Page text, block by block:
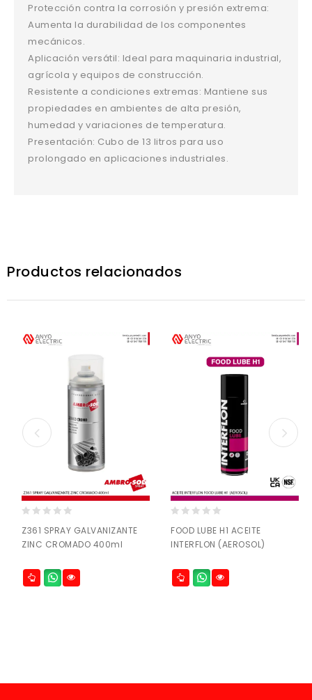
Protección contra la corrosión y presión extrema:
Aumenta la durabilidad de los componentes
mecánicos.
Aplicación versátil: Ideal para maquinaria industrial,
agrícola y equipos de construcción.
Resistente a condiciones extremas: Mantiene sus
propiedades en ambientes de alta presión,
humedad y variaciones de temperatura.
Presentación: Cubo de 13 litros para uso
prolongado en aplicaciones industriales.
Productos relacionados
out
of
Z361 SPRAY GALVANIZANTE
ZINC CROMADO 400ml
out
of
FOOD LUBE H1 ACEITE
INTERFLON (AEROSOL)